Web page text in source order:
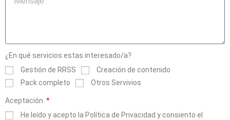
¿En qué servicios estas interesado/a?
Gestión de RRSS
Creación de contenido
Pack completo
Otros Servivios
Aceptación
He leído y acepto la Política de Privacidad y consiento el